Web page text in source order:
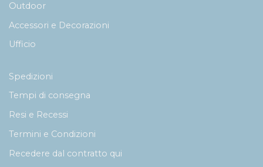
Outdoor
Accessori e Decorazioni
Ufficio
Spedizioni
Tempi di consegna
Resi e Recessi
Termini e Condizioni
Recedere dal contratto qui